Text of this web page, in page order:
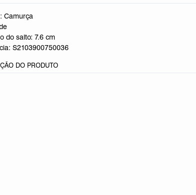
Camurça
do salto: 7.6 cm
S2103900750036
DO PRODUTO